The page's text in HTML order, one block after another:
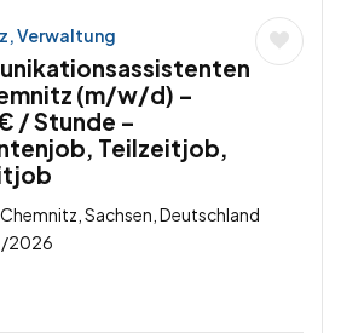
Verwaltung
(m/w/d) –
/ Stunde –
Teilzeitjob,
Chemnitz, Sachsen, Deutschland
2026